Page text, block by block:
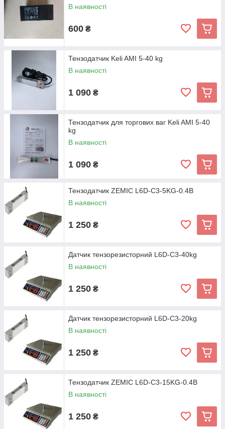
В наявності
600 ₴
Тензодатчик Keli AMI 5-40 kg
В наявності
1 090 ₴
Тензодатчик для торгових ваг Keli AMI 5-40
kg
В наявності
1 090 ₴
Тензодатчик ZEMIC L6D-C3-5KG-0.4B
В наявності
1 250 ₴
Датчик тензорезисторний L6D-С3-40kg
В наявності
1 250 ₴
Датчик тензорезисторний L6D-С3-20kg
В наявності
1 250 ₴
Тензодатчик ZEMIC L6D-C3-15KG-0.4B
В наявності
1 250 ₴